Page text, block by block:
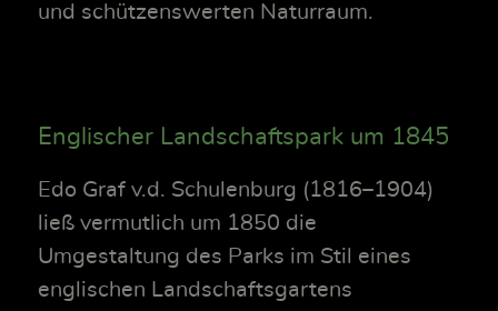
und schützenswerten Naturraum.
Englischer Landschaftspark um 1845
Edo Graf v.d. Schulenburg (1816–1904)
ließ vermutlich um 1850 die
Umgestaltung des Parks im Stil eines
englischen Landschaftsgartens